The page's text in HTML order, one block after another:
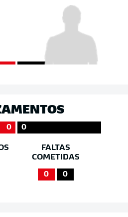
0 0
FALTAS
COMETIDAS
0 0